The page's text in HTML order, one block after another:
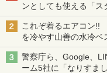
ンとしても使える「
も、持ち替えずに書き
これぞ着るエアコン!!
を冷やす山善の水冷ベ
ち・ざ・ろーど！その
警察庁ら、Google、
ーム5社に「なりすま